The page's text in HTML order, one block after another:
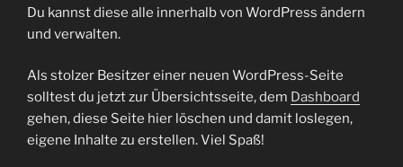
Du kannst diese alle innerhalb von WordPress ändern
und verwalten.
Als stolzer Besitzer einer neuen WordPress-Seite
solltest du jetzt zur Übersichtsseite, dem Dashboard
gehen, diese Seite hier löschen und damit loslegen,
eigene Inhalte zu erstellen. Viel Spaß!